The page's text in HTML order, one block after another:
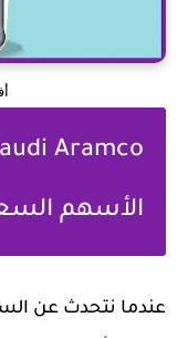
الأسهم
عندما نتحدث عن